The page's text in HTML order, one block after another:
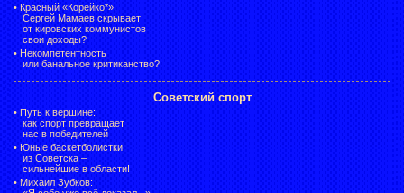
• Красный «Корейко*».
Сергей Мамаев скрывает
от кировских коммунистов
свои доходы?
• Некомпетентность
или банальное критиканство?
Советский спорт
• Путь к вершине:
как спорт превращает
нас в победителей
• Юные баскетболистки
из Советска –
сильнейшие в области!
• Михаил Зубков: